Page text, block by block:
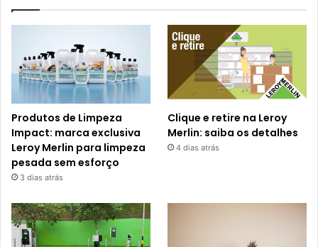
Produtos de Limpeza
Impact: marca exclusiva
Leroy Merlin para limpeza
pesada sem esforço
3 dias atrás
Clique e retire na Leroy
Merlin: saiba os detalhes
4 dias atrás